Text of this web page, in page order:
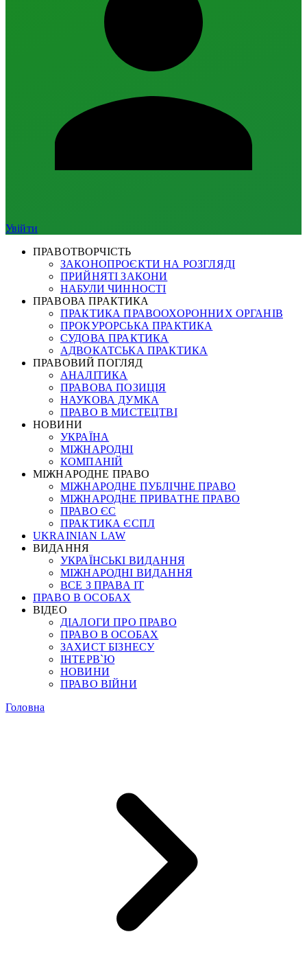
Увійти
ПРАВОТВОРЧІСТЬ
ЗАКОНОПРОЄКТИ НА РОЗГЛЯДІ
ПРИЙНЯТІ ЗАКОНИ
НАБУЛИ ЧИННОСТІ
ПРАВОВА ПРАКТИКА
ПРАКТИКА ПРАВООХОРОННИХ ОРГАНІВ
ПРОКУРОРСЬКА ПРАКТИКА
СУДОВА ПРАКТИКА
АДВОКАТСЬКА ПРАКТИКА
ПРАВОВИЙ ПОГЛЯД
АНАЛІТИКА
ПРАВОВА ПОЗИЦІЯ
НАУКОВА ДУМКА
ПРАВО В МИСТЕЦТВІ
НОВИНИ
УКРАЇНА
МІЖНАРОДНІ
КОМПАНІЙ
МІЖНАРОДНЕ ПРАВО
МІЖНАРОДНЕ ПУБЛІЧНЕ ПРАВО
МІЖНАРОДНЕ ПРИВАТНЕ ПРАВО
ПРАВО ЄС
ПРАКТИКА ЄСПЛ
UKRAINIAN LAW
ВИДАННЯ
УКРАЇНСЬКІ ВИДАННЯ
МІЖНАРОДНІ ВИДАННЯ
ВСЕ З ПРАВА ІТ
ПРАВО В ОСОБАХ
ВІДЕО
ДІАЛОГИ ПРО ПРАВО
ПРАВО В ОСОБАХ
ЗАХИСТ БІЗНЕСУ
ІНТЕРВ`Ю
НОВИНИ
ПРАВО ВІЙНИ
Головна